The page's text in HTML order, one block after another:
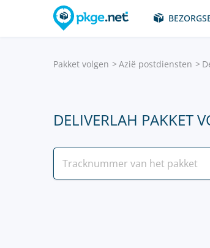
Pakket volgen Azië postdiensten
DELIVERLAH PAKKET